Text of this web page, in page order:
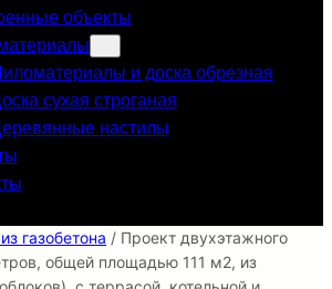
объекты
и доска обрезная
сухая строганая
настилы
газобетона / Проект двухэтажного
общей площадью 111 м2, из